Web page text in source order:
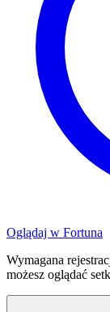
Oglądaj w Fortuna
Wymagana
możesz oglądać